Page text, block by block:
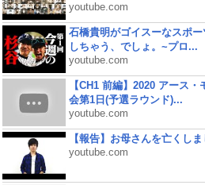
youtube.com
石橋貴明がゴイスーなスポ
しちゃう、でしょ。~プロ...
youtube.com
【CH1 前編】2020 アース
会第1日(予選ラウンド)...
youtube.com
【報告】お母さんを亡くしま
youtube.com